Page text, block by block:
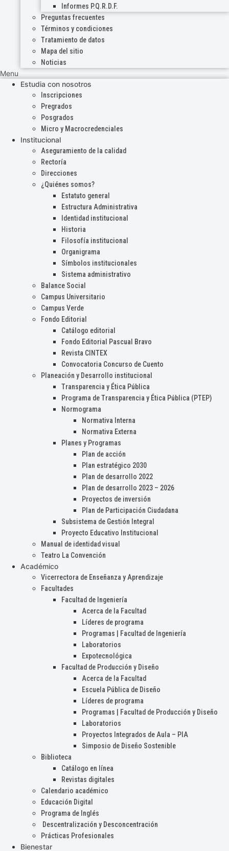
Informes P.Q.R.D.F.
Preguntas frecuentes
Términos y condiciones
Tratamiento de datos
Mapa del sitio
Noticias
Menu
Estudia con nosotros
Inscripciones
Pregrados
Posgrados
Micro y Macrocredenciales
Institucional
Aseguramiento de la calidad
Rectoría
Direcciones
¿Quiénes somos?
Estatuto general
Estructura Administrativa
Identidad institucional
Historia
Filosofía institucional
Organigrama
Símbolos institucionales
Sistema administrativo
Balance Social
Campus Universitario
Campus Verde
Fondo Editorial
Catálogo editorial
Fondo Editorial Pascual Bravo
Revista CINTEX
Convocatoria Concurso de Cuento
Planeación y Desarrollo institucional
Transparencia y Ética Pública
Programa de Transparencia y Ética Pública (PTEP)
Normograma
Normativa Interna
Normativa Externa
Planes y Programas
Plan de acción
Plan estratégico 2030
Plan de desarrollo 2022
Plan de desarrollo 2023 – 2026
Proyectos de inversión
Plan de Participación Ciudadana
Subsistema de Gestión Integral
Proyecto Educativo Institucional
Manual de identidad visual
Teatro La Convención
Académico
Vicerrectora de Enseñanza y Aprendizaje
Facultades
Facultad de Ingeniería
Acerca de la Facultad
Líderes de programa
Programas | Facultad de Ingeniería
Laboratorios
Expotecnológica
Facultad de Producción y Diseño
Acerca de la Facultad
Escuela Pública de Diseño
Líderes de programa
Programas | Facultad de Producción y Diseño
Laboratorios
Proyectos Integrados de Aula – PIA
Simposio de Diseño Sostenible
Biblioteca
Catálogo en línea
Revistas digitales
Calendario académico
Educación Digital
Programa de Inglés
Descentralización y Desconcentración
Prácticas Profesionales
Bienestar